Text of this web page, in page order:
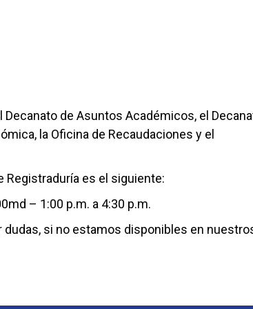
de Asuntos Académicos, el
la Oficina de Recaudaciones y el
Registraduría es el siguiente:
– 1:00 p.m. a 4:30 p.m.
dudas, si no estamos disponibles en